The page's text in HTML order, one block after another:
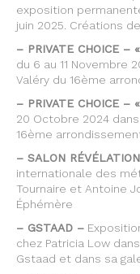
exposition
juin 2025. Créations
– PRIVATE CHOICE
du 6 au 11 Novembre
Valéry du 16ème
– PRIVATE CHOICE –
20 Octobre 2024
16ème
– SALON
internationale des
Tournaire et Antoine
Éphémère
– GSTAAD –
chez Patricia Low
Gstaad et dans sa